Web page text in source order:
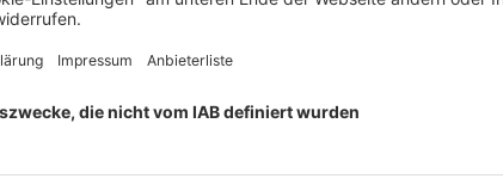
Merken